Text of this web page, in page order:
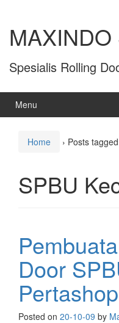
Spesialis Rolling
Menu
Home › Posts
SPBU
Door
Posted on 20-10-09 by